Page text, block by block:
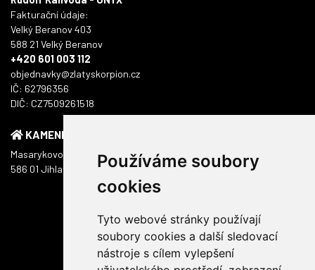
Používáme soubory
cookies
Tyto webové stránky používají
soubory cookies a další sledovací
nástroje s cílem vylepšení
Fakturační údaje:
Velký Beranov 403
588 21 Velký Beranov
+420 601 003 112
objednavky@zlatyskorpion.cz
IČ: 62796356
DIČ: CZ7509261518
KAMENNÁ PRODEJNA
Masarykovo náměstí 1217/51
586 01 Jihlava